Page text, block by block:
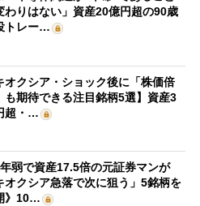
わりはない」資産20億円超の90歳
トレー…
オクシア・ショック後に「株価倍
も期待できる注目銘柄5選】資産3
超・…
年弱で資産17.5倍の元証券マンが
オクシア急落で次に狙う」5銘柄を
》10…